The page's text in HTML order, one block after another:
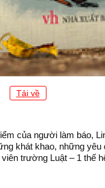
Tải về
của người làm báo,
khát khao, những
trường Luật – 1 thế